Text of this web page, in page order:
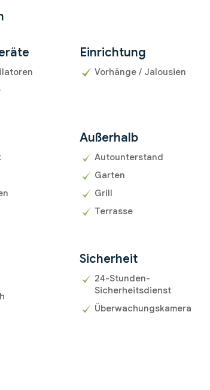
Einrichtung
Vorhänge / Jalousien
Außerhalb
Autounterstand
Garten
Grill
Terrasse
Sicherheit
24-Stunden-
Sicherheitsdienst
Überwachungskamera